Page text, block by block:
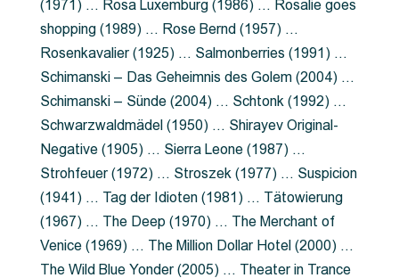
(1971) … Rosa Luxemburg (1986) … Rosalie goes
shopping (1989) … Rose Bernd (1957) …
Rosenkavalier (1925) … Salmonberries (1991) …
Schimanski – Das Geheimnis des Golem (2004) …
Schimanski – Sünde (2004) … Schtonk (1992) …
Schwarzwaldmädel (1950) … Shirayev Original-
Negative (1905) … Sierra Leone (1987) …
Strohfeuer (1972) … Stroszek (1977) … Suspicion
(1941) … Tag der Idioten (1981) … Tätowierung
(1967) … The Deep (1970) … The Merchant of
Venice (1969) … The Million Dollar Hotel (2000) …
The Wild Blue Yonder (2005) … Theater in Trance